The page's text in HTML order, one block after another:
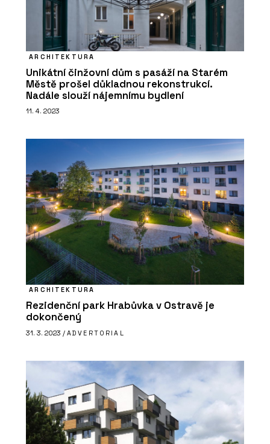
ČLÁNKY
Jak na ohniště, krby a pece. Cihelna z
Čech doporučuje šamot
PRODUKTY
Obkladové pásky - Cihelna Kadaň
ČLÁNKY
pásky chtějí památkáři i developeři
ARCHITEKTURA
Unikátní činžovní dům s pasáží na Starém
Městě prošel důkladnou rekonstrukcí.
Nadále slouží nájemnímu bydlení
11. 4. 2023
ARCHITEKTURA
Rezidenční park Hrabůvka v Ostravě je
dokončený
31. 3. 2023 / ADVERTORIAL